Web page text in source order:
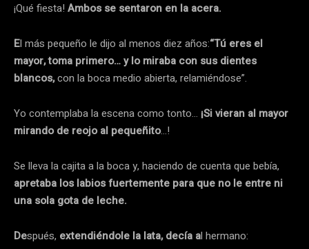
¡Qué fiesta! Ambos se sentaron en la acera.
El más pequeño le dijo al menos diez años:“Tú eres el
mayor, toma primero… y lo miraba con sus dientes
blancos,con la boca medio abierta, relamiéndose”.
Yo contemplaba la escena como tonto… ¡Si vieran al mayor
mirando de reojo al pequeñito…!
Se lleva la cajita a la boca y, haciendo de cuenta que bebía,
apretaba los labios fuertemente para que no le entre ni
una sola gota de leche.
Después, extendiéndole la lata, decía al hermano: